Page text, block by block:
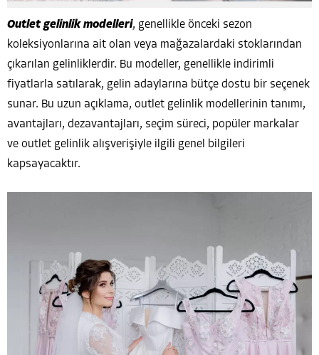
Outlet gelinlik modelleri, genellikle önceki sezon
koleksiyonlarına ait olan veya mağazalardaki stoklarından
çıkarılan gelinliklerdir. Bu modeller, genellikle indirimli
fiyatlarla satılarak, gelin adaylarına bütçe dostu bir seçenek
sunar. Bu uzun açıklama, outlet gelinlik modellerinin tanımı,
avantajları, dezavantajları, seçim süreci, popüler markalar
ve outlet gelinlik alışverişiyle ilgili genel bilgileri
kapsayacaktır.